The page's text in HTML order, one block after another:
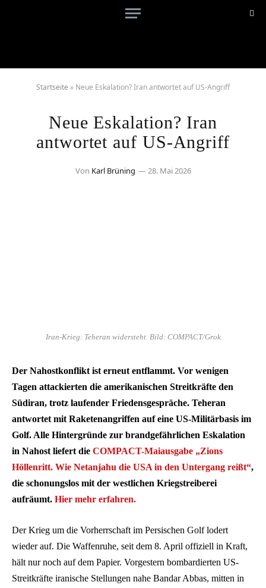
Startseite » Neue Eskalation? Iran antwortet auf US-Angriff
Neue Eskalation? Iran
antwortet auf US-Angriff
Von Karl Brüning 28. Mai 2026
Iran-Krieg: Teheran widersteht. Bild: COMPACT/Grok
Der Nahostkonflikt ist erneut entflammt. Vor wenigen
Tagen attackierten die amerikanischen Streitkräfte den
Südiran, trotz laufender Friedensgespräche. Teheran
antwortet mit Raketenangriffen auf eine US-Militärbasis im
Golf. Alle Hintergründe zur brandgefährlichen Eskalation
in Nahost liefert die COMPACT-Maiausgabe „Zions
Höllenritt. Wie Netanjahu die USA in den Untergang reißt“,
die schonungslos mit der westlichen Kriegstreiberei
aufräumt. Hier mehr erfahren.
Der Krieg um die Vorherrschaft im Persischen Golf lodert
wieder auf. Die Waffenruhe, seit dem 8. April offiziell in Kraft,
hält nur noch auf dem Papier. Vorgestern bombardierten US-
Streitkräfte iranische Stellungen nahe Bandar Abbas, mitten in